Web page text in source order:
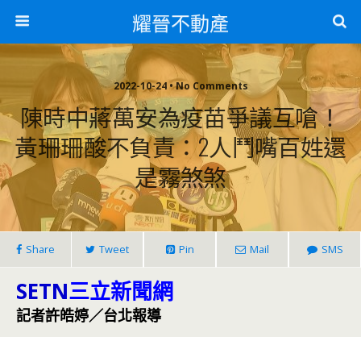
耀晉不動產
2022-10-24 • No Comments
陳時中蔣萬安為疫苗爭議互嗆！
黃珊珊酸不負責：2人鬥嘴百姓還
是霧煞煞
Share Tweet Pin Mail SMS
SETN三立新聞網
記者許皓婷／台北報導